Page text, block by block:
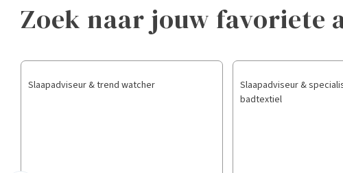
Zoek naar jouw favoriete
Slaapadviseur & trend watcher
Slaapadviseur &
badtextiel